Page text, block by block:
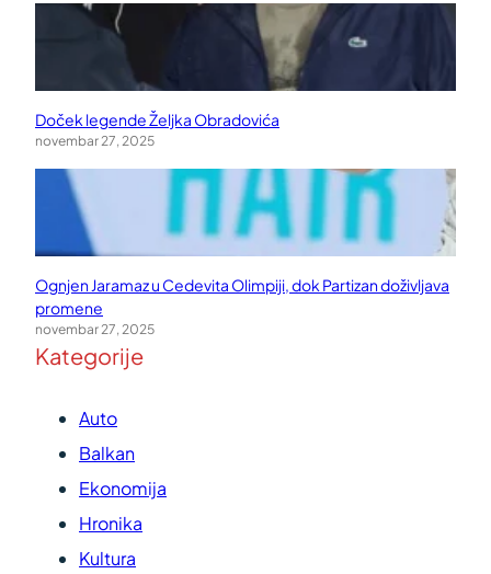
Doček legende Željka Obradovića
novembar 27, 2025
Ognjen Jaramaz u Cedevita Olimpiji, dok Partizan doživljava
promene
novembar 27, 2025
Kategorije
Auto
Balkan
Ekonomija
Hronika
Kultura